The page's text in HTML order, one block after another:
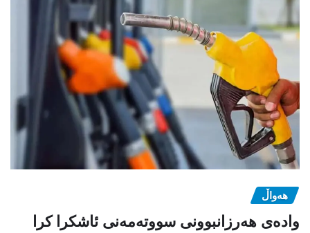
هەواڵ
وادەی هەرزانبوونی سووتەمەنی ئاشکرا کرا